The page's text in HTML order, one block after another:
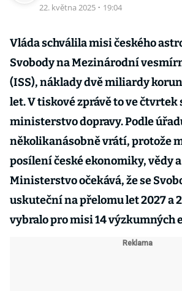
22. května 2025 · 19:04
Vláda schválila misi českého
Svobody na Mezinárodní
(ISS), náklady dvě miliardy
let. V tiskové zprávě to ve čtvrtek
ministerstvo dopravy. Podle
několikanásobně vrátí, protože
posílení české ekonomiky, vědy
Ministerstvo očekává, že se
uskuteční na přelomu let 2027 a
vybralo pro misi 14 výzkumných